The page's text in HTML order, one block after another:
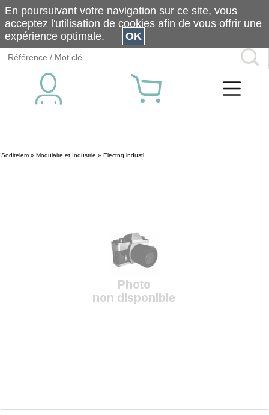
Soditelem » Modulaire et Industrie » Electnq industl
En poursuivant votre navigation sur ce site, vous
acceptez l'utilisation de cookies afin de vous offrir une
expérience optimale.
OK